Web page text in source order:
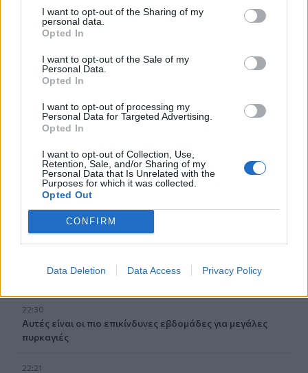
I want to opt-out of the Sharing of my
personal data.
Opted In
I want to opt-out of the Sale of my
Personal Data.
Opted In
I want to opt-out of processing my
Personal Data for Targeted Advertising.
Opted In
I want to opt-out of Collection, Use,
Retention, Sale, and/or Sharing of my
Personal Data that Is Unrelated with the
Purposes for which it was collected.
Opted Out
CONFIRM
Data Deletion Data Access Privacy Policy
Τραγωδία στην Εύβοια: Νεκρός 37χρονος μετά από
23:09
Φωτιές σε Σκύρο και Λακωνία: Συνελήφθησαν 63χρονη
και 71χρονος
23:07
νεκρή σε χωράφι
23:00
Υπόθεση Marfin: Έφθασε στην Ελλάδα η 46χρονη
κατηγορούμενη για εμπρησμό
22:30
Αυτές είναι οι πιο επικίνδυνες εβδομάδες για μεγάλες
πυρκαγιές
22:21